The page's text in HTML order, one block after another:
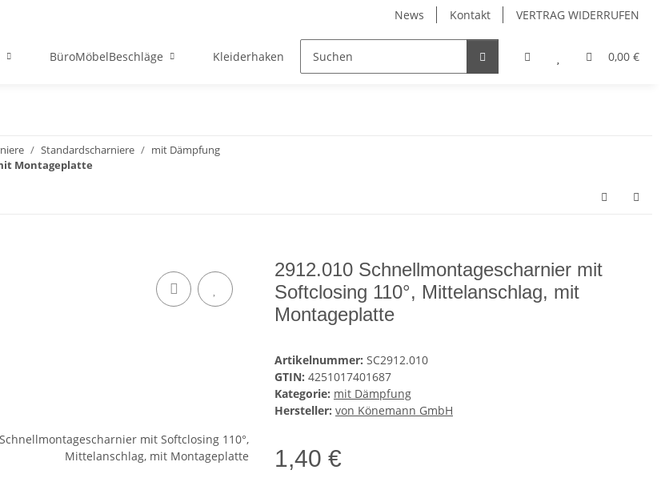
News Kontakt VERTRAG WIDERRUFEN
0,00 €
BüroMöbelBeschläge Kleiderhaken Möbelgriffe, Möbelknöpfe Küchenschubladen,
Standardscharniere
mit Dämpfung
Montageplatte
2912.010 Schnellmontagescharnier mit
Softclosing 110°, Mittelanschlag, mit
Montageplatte
Artikelnummer: SC2912.010
GTIN: 4251017401687
Kategorie: mit Dämpfung
Hersteller: von Könemann GmbH
1,40 €